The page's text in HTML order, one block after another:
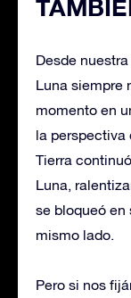
Desde
Luna siempre
momento en
la perspectiva
Tierra
Luna,
se bloqueó en
mismo lado.
Pero si nos